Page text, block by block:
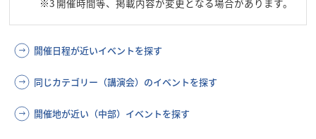
開催日程が近いイベントを探す
同じカテゴリー（講演会）のイベントを探す
開催地が近い（中部）イベントを探す